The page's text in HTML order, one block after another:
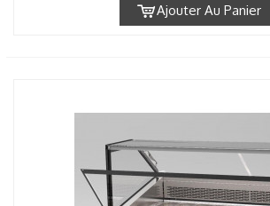
Ajouter Au Panier